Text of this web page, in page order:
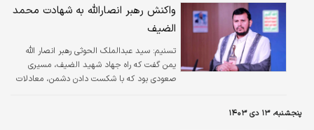
واکنش رهبر انصارالله به شهادت محمد
الضیف
تسنیم: سید عبدالملک الحوثی رهبر انصار الله
یمن گفت که راه جهاد شهید الضیف، مسیری
صعودی بود که با شکست دادن دشمن، معادلات
پنجشنبه، ۱۳ دی ۱۴۰۳